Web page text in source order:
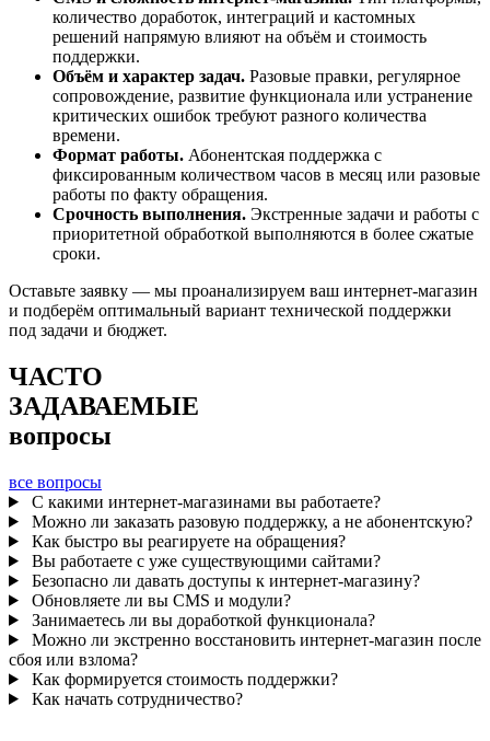
количество доработок, интеграций и кастомных
решений напрямую влияют на объём и стоимость
поддержки.
Объём и характер задач. Разовые правки, регулярное
сопровождение, развитие функционала или устранение
критических ошибок требуют разного количества
времени.
Формат работы. Абонентская поддержка с
фиксированным количеством часов в месяц или разовые
работы по факту обращения.
Срочность выполнения. Экстренные задачи и работы с
приоритетной обработкой выполняются в более сжатые
сроки.
Оставьте заявку — мы проанализируем ваш интернет-магазин
и подберём оптимальный вариант технической поддержки
под задачи и бюджет.
ЧАСТО
ЗАДАВАЕМЫЕ
вопросы
все вопросы
С какими интернет-магазинами вы работаете?
Можно ли заказать разовую поддержку, а не абонентскую?
Как быстро вы реагируете на обращения?
Вы работаете с уже существующими сайтами?
Безопасно ли давать доступы к интернет-магазину?
Обновляете ли вы CMS и модули?
Занимаетесь ли вы доработкой функционала?
Можно ли экстренно восстановить интернет-магазин после
сбоя или взлома?
Как формируется стоимость поддержки?
Как начать сотрудничество?